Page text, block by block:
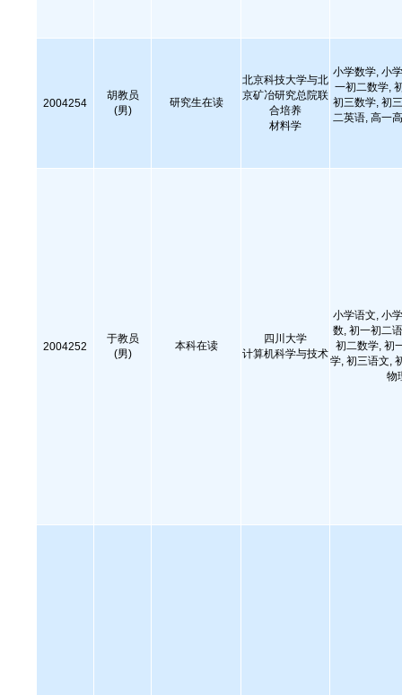
2004254
胡教员
(男)
研究生在读
北京科技大学与北
京矿冶研究总院联
合培养
材料学
小学数学, 小
一初二数学,
初三数学, 初
二英语, 高一
2004252
于教员
(男)
本科在读
四川大学
计算机科学与技术
小学语文, 小
数, 初一初二
初二数学, 初
学, 初三语文,
物